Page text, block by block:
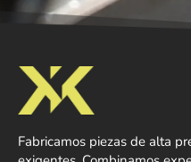
Fabricamos piezas de alta